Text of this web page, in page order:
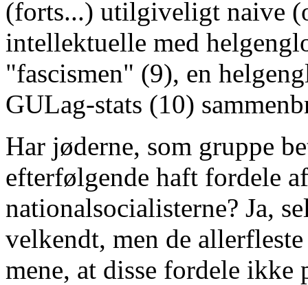
(forts...) utilgiveligt naive
intellektuelle med
"fascismen" (9), en
GULag-stats (10)
Har jøderne, som gruppe
efterfølgende haft fordele
nationalsocialisterne? Ja,
velkendt, men de
mene, at disse fordele ikke